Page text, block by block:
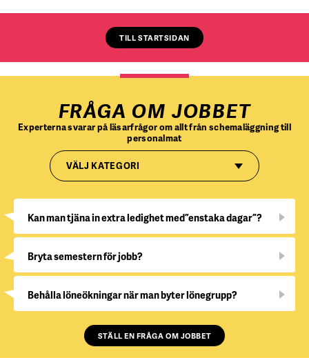
TILL STARTSIDAN
FRÅGA OM JOBBET
Experterna svarar på läsarfrågor om allt från schemaläggning till
personalmat
VÄLJ KATEGORI
Kan man tjäna in extra ledighet med ”enstaka dagar”?
Bryta semestern för jobb?
Behålla löneökningar när man byter lönegrupp?
STÄLL EN FRÅGA OM JOBBET